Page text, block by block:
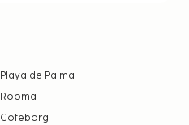
Playa de Palma
Rooma
Göteborg